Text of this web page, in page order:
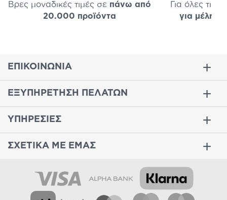
Βρες μοναδικές τιμές σε πάνω από
20.000 προϊόντα
Για όλες τις
για μέλη
ΕΠΙΚΟΙΝΩΝΙΑ
ΕΞΥΠΗΡΕΤΗΣΗ ΠΕΛΑΤΩΝ
ΥΠΗΡΕΣΙΕΣ
ΣΧΕΤΙΚΑ ΜΕ ΕΜΑΣ